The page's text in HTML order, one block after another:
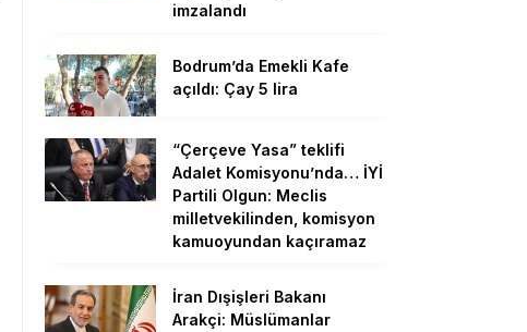
imzalandı
Bodrum’da Emekli Kafe
açıldı: Çay 5 lira
“Çerçeve Yasa” teklifi
Adalet Komisyonu’nda… İYİ
Partili Olgun: Meclis
milletvekilinden, komisyon
kamuoyundan kaçıramaz
İran Dışişleri Bakanı
Arakçi: Müslümanlar